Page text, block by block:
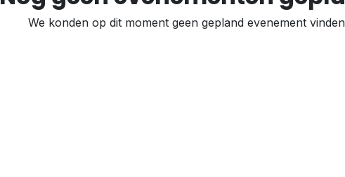
We konden op dit moment geen gepland evenement